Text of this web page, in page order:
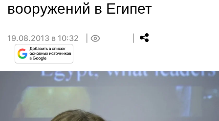
вооружений в Египет
19.08.2013 в 10:32